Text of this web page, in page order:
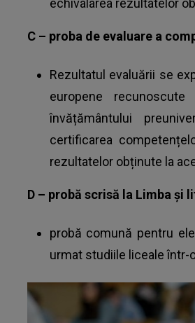
echivalarea rezultatelor
C – proba de evaluare a
Rezultatul evaluării se
europene
învățământului
certificarea
rezultatelor obținute la
D – probă scrisă la Limba și
probă comună pentru
urmat studiile liceale într-